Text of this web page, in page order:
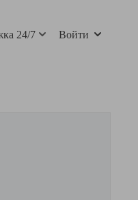
24/7 Войти